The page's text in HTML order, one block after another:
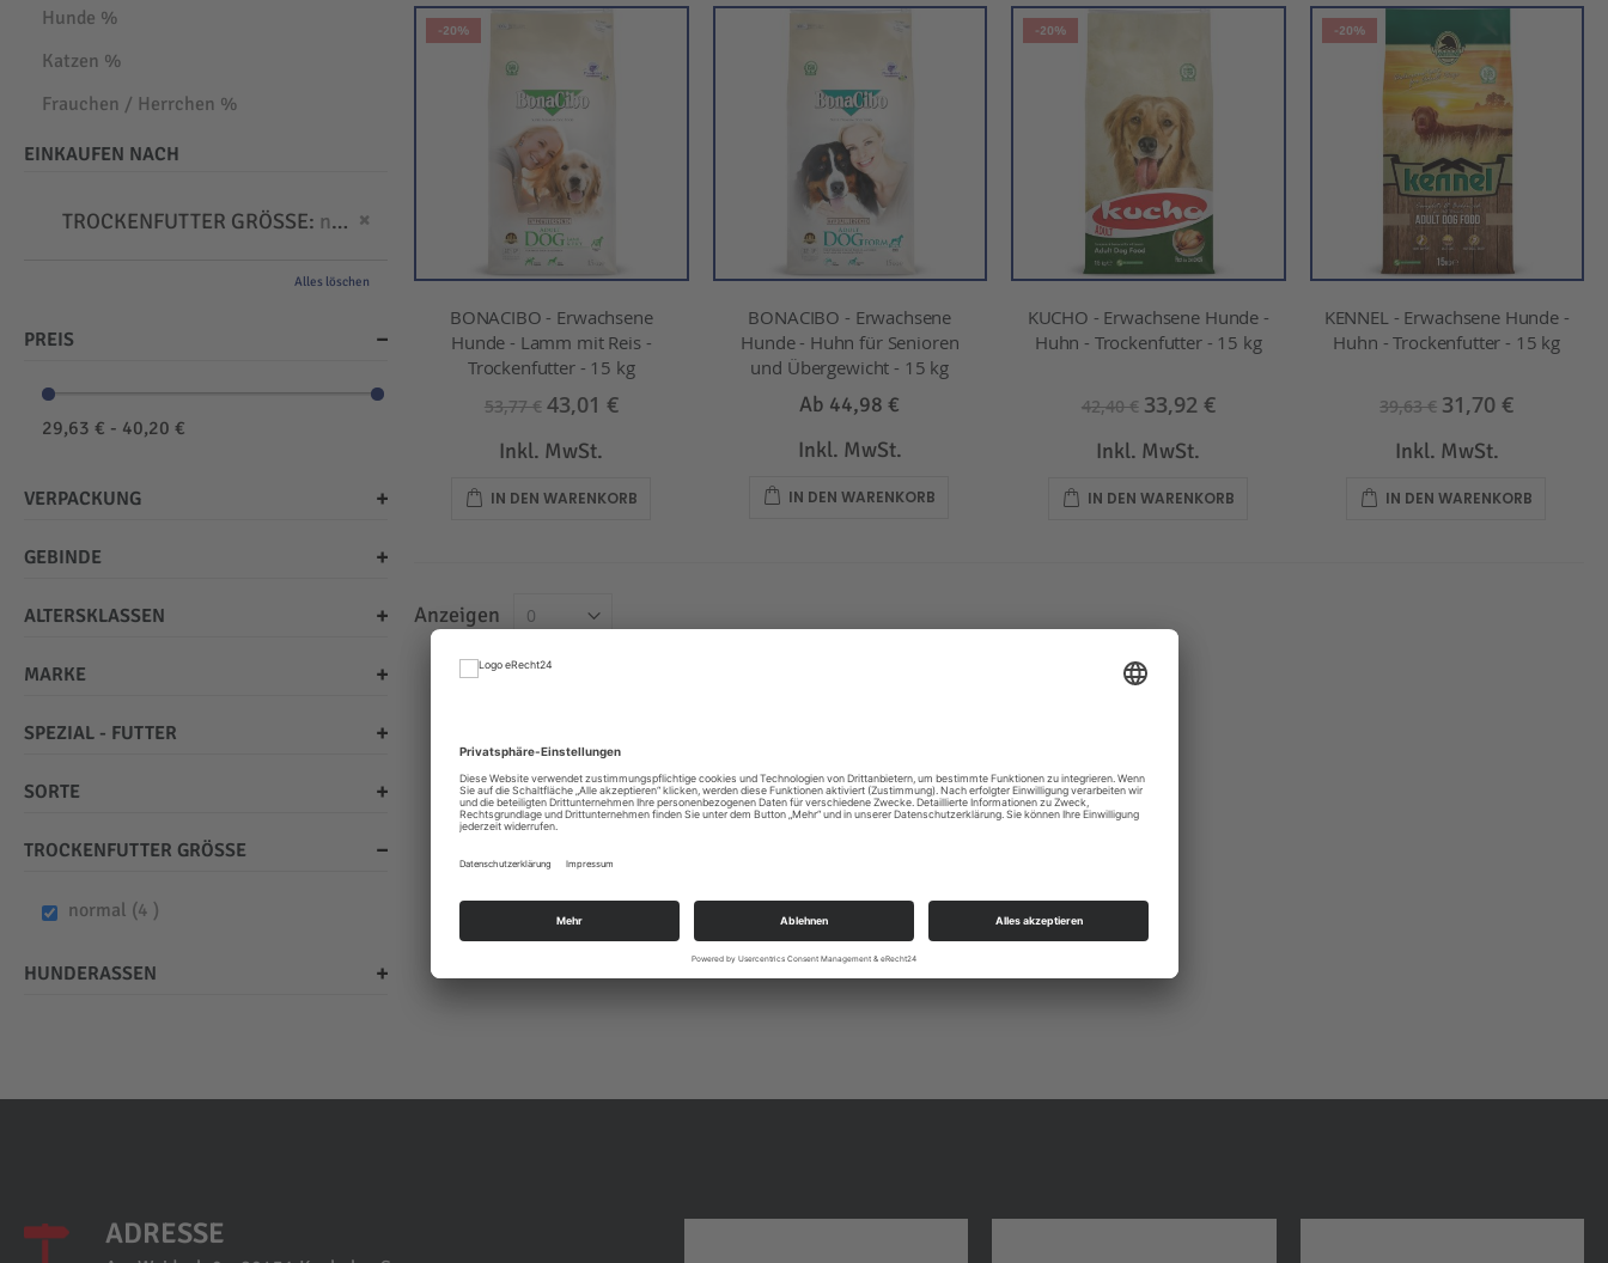
Reihenfolge
-20%
BONACIBO - Erwachsene
Hunde - Lamm mit Reis -
Trockenfutter - 15 kg
53,77 € 43,01 €
Inkl. MwSt.
IN DEN WARENKORB
BONACIBO - Erwachsene
Hunde - Huhn für Senioren
und Übergewicht - 15 kg
Ab 44,98 €
Inkl. MwSt.
IN DEN WARENKORB
-20%
KUCHO - Erwachsene Hunde -
Huhn - Trockenfutter - 15 kg
42,40 € 33,92 €
Inkl. MwSt.
IN DEN WARENKORB
-20%
KENNEL - Erwachsene Hunde -
Huhn - Trockenfutter - 15 kg
39,63 € 31,70 €
Inkl. MwSt.
IN DEN WARENKORB
Anzeigen
Hunde %
Katzen %
Frauchen / Herrchen %
EINKAUFEN NACH
TROCKENFUTTER GRÖSSE normal
Alles löschen
PREIS
29,63 € - 40,20 €
VERPACKUNG
GEBINDE
ALTERSKLASSEN
MARKE
SPEZIAL - FUTTER
SORTE
TROCKENFUTTER GRÖSSE
normal 4 items
HUNDERASSEN
ADRESSE